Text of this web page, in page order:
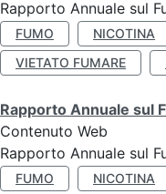
Rapporto Annuale sul
FUMO NICOTINA
VIETATO FUMARE
Rapporto Annuale sul
Contenuto Web
Rapporto Annuale sul
FUMO NICOTINA